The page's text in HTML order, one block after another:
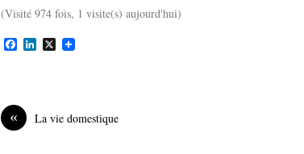
(Visité 974 fois, 1 visite(s) aujourd'hui)
F
o
k
L
I
X
« La vie domestique